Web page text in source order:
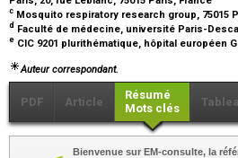
c Mosquito respiratory research group, 75015
d Faculté de médecine, université Paris-
e CIC 9201 plurithématique, hôpital européen
Auteur correspondant.
PDF Article
Résumé
Mots clés
Bienvenue sur EM-consulte, la